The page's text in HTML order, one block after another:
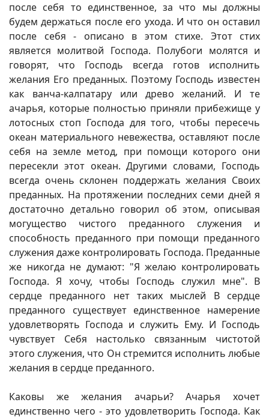
после себя то единственное, за что мы должны
будем держаться после его ухода. И что он оставил
после себя - описано в этом стихе. Этот стих
является молитвой Господа. Полубоги молятся и
говорят, что Господь всегда готов исполнить
желания Его преданных. Поэтому Господь известен
как ванча-калпатару или древо желаний. И те
ачарья, которые полностью приняли прибежище у
лотосных стоп Господа для того, чтобы пересечь
океан материального невежества, оставляют после
себя на земле метод, при помощи которого они
пересекли этот океан. Другими словами, Господь
всегда очень склонен поддержать желания Своих
преданных. На протяжении последних семи дней я
достаточно детально говорил об этом, описывая
могущество чистого преданного служения и
способность преданного при помощи преданного
служения даже контролировать Господа. Преданные
же никогда не думают: "Я желаю контролировать
Господа. Я хочу, чтобы Господь служил мне". В
сердце преданного нет таких мыслей В сердце
преданного существует единственное намерение
удовлетворять Господа и служить Ему. И Господь
чувствует Себя настолько связанным чистотой
этого служения, что Он стремится исполнить любые
желания в сердце преданного.
Каковы же желания ачарьи? Ачарья хочет
единственно чего - это удовлетворить Господа. Как